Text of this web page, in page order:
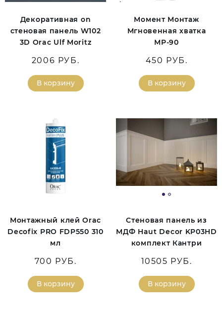
Декоративная on
стеновая панель W102
3D Orac Ulf Moritz
2006 РУБ.
В корзину
Момент Монтаж
Мгновенная хватка
МР-90
450 РУБ.
В корзину
Монтажный клей Orac
Decofix PRO FDP550 310
мл
700 РУБ.
В корзину
Стеновая панель из
МДФ Haut Decor KP03HD
комплект Кантри
10505 РУБ.
В корзину